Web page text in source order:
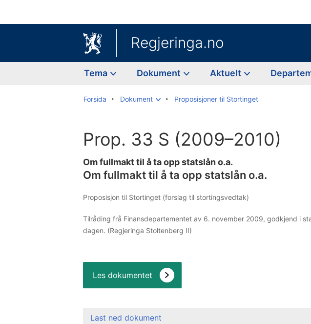
Regjeringa.no
Tema Dokument Aktuelt
Forsida Dokument Proposisjoner til Stortinget
Prop. 33 S (2009–2010)
Om fullmakt til å ta opp statslån o.a.
Om fullmakt til å ta opp statslån o.a.
Proposisjon til Stortinget (forslag til stortingsvedtak)
Tilråding frå Finansdepartementet av 6. november 2009, godkjend i
dagen. (Regjeringa Stoltenberg II)
Les dokumentet
Last ned dokument